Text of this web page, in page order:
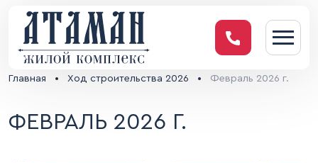
Главная • Ход строительства 2026 • Февраль 2026 г.
ФЕВРАЛЬ 2026 Г.